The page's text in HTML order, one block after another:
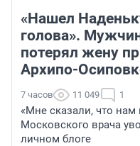
«Нашел
голова».
потерял жену
Архипо-
7 часов 11 049 1
«Мне сказали, что нам
Московского врача
личном блоге